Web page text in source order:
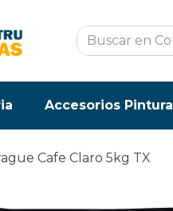
Accesorios Pintura
Cafe Claro 5kg TX